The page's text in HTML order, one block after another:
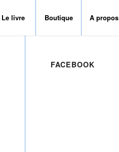
Le livre Boutique A propos
FACEBOOK